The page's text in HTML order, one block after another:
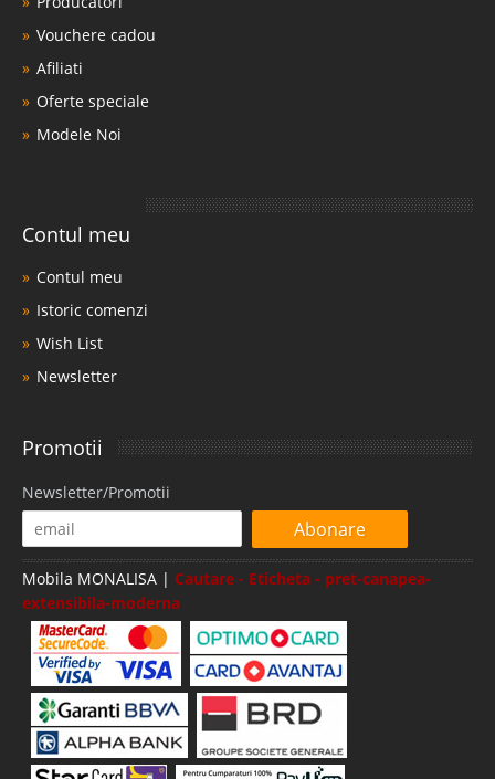
Vouchere cadou
Afiliati
Oferte speciale
Modele Noi
Contul meu
Contul meu
Istoric comenzi
Wish List
Newsletter
Promotii
Newsletter/Promotii
Abonare
Mobila MONALISA | Cautare - Eticheta - pret-canapea-
extensibila-moderna